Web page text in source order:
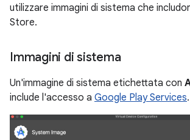
utilizzare immagini di sistema che
Store.
Immagini di sistema
Un'immagine di sistema etichettata con
include l'accesso a Google Play Services.